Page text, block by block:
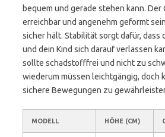
bequem und gerade stehen kann.
erreichbar und angenehm geformt
sicher hält. Stabilität sorgt dafür, dass
und dein Kind sich darauf verlassen
sollte schadstofffrei und nicht zu
wiederum müssen leichtgängig, doch
sichere Bewegungen zu
MODELL HÖHE (CM)